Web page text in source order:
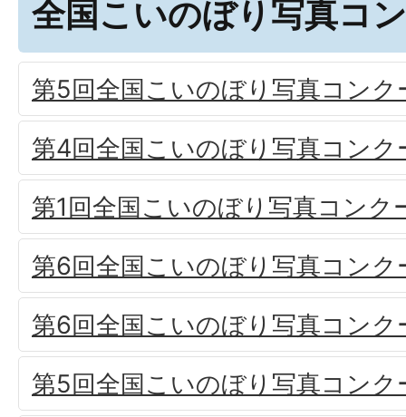
全国こいのぼり写真コ
第5回全国こいのぼり写真コンク
第4回全国こいのぼり写真コンク
第1回全国こいのぼり写真コンク
第6回全国こいのぼり写真コンク
第6回全国こいのぼり写真コンク
第5回全国こいのぼり写真コンク